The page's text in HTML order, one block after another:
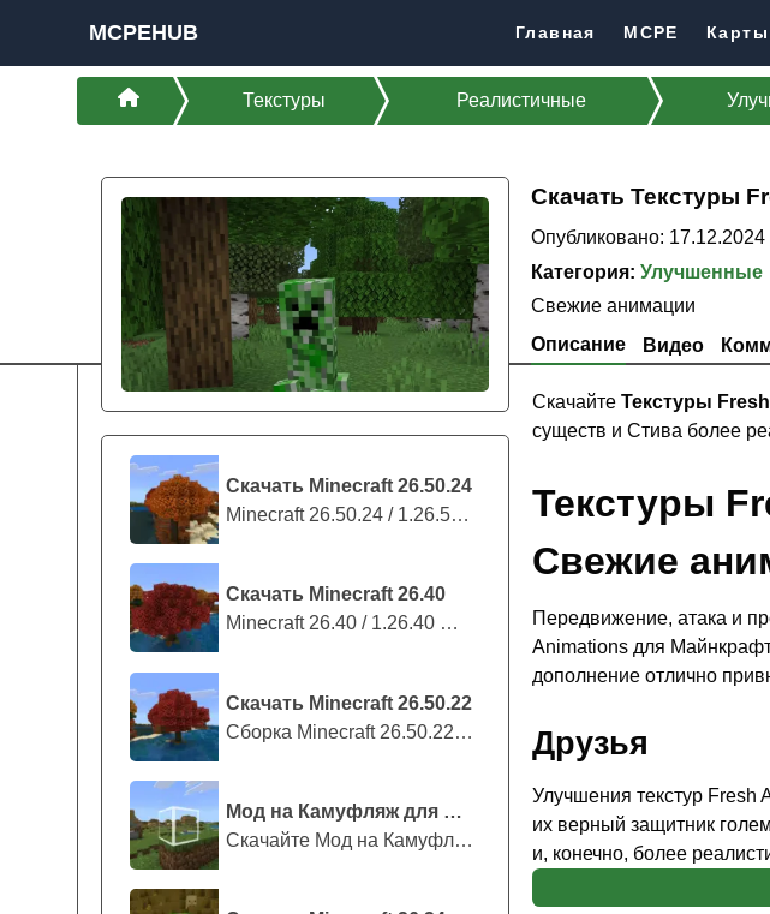
MCPEHUB Главная MCPE Карты
Текстуры Реалистичные
Скачать Текстуры
Опубликовано: 17.12.2024
Категория:Улучшенные
Свежие анимации
Описание
Видео
Скачать Minecraft 26.50.24
Minecraft 26.50.24 / 1.26.50.24 предс...
Скачать Minecraft 26.40
Minecraft 26.40 / 1.26.40 — стабильны...
Скачать Minecraft 26.50.22
Сборка Minecraft 26.50.22 / 1.26.50.2...
Мод на Камуфляж для Майнкрафт ПЕ
Скачайте Мод на Камуфляж на Майнкрафт...
СкачайтеТекстуры
существ и Стива более
Текстуры
Свежие
Передвижение, атака и
Animations для
дополнение отлично
Друзья
Улучшения текстур Fresh
их верный защитник
и, конечно, более
То же самое касается и